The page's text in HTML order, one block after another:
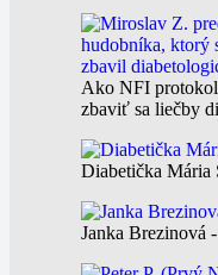
Ako NFI
zbaviť sa liečby
Diabetička Mária
Janka Brezinová